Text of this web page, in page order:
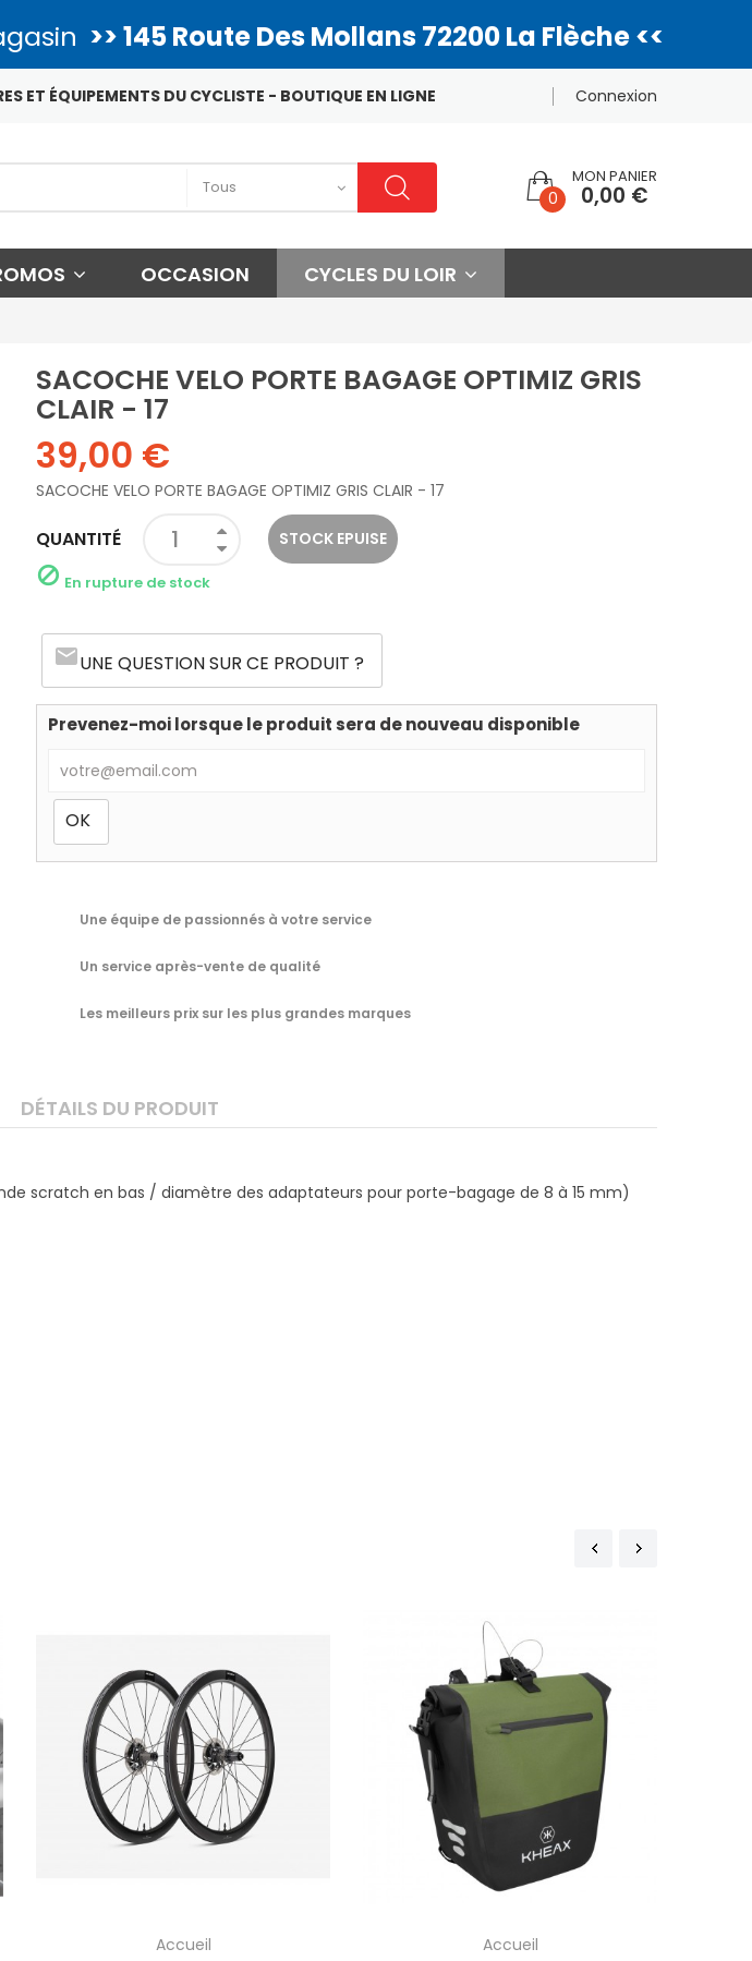
>> 145 Route Des Mollans 72200 La Flèche <<
ET ÉQUIPEMENTS DU CYCLISTE - BOUTIQUE EN LIGNE Connexion
0
MON PANIER
0,00 €
OCCASION CYCLES DU LOIR
SACOCHE VELO PORTE BAGAGE OPTIMIZ GRIS
CLAIR - 17
39,00 €
SACOCHE VELO PORTE BAGAGE OPTIMIZ GRIS CLAIR - 17
QUANTITÉ STOCK EPUISE
 En rupture de stock
emailUNE QUESTION SUR CE PRODUIT ?
Prevenez-moi lorsque le produit sera de nouveau disponible
Une équipe de passionnés à votre service
Un service après-vente de qualité
Les meilleurs prix sur les plus grandes marques
DÉTAILS DU PRODUIT
scratch en bas / diamètre des adaptateurs pour porte-bagage de 8 à 15 mm)
Accueil
Accueil